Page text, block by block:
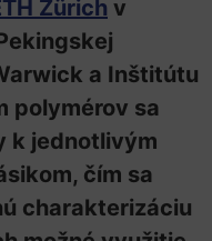
Zürich v
a Inštitútu
polymérov sa
k jednotlivým
čím sa
charakterizáciu